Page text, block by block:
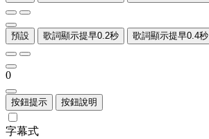
預設 歌詞顯示提早0.2秒 歌詞顯示提早0.4秒
0
按鈕提示 按鈕說明
字幕式